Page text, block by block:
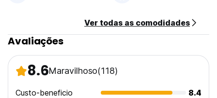
É assim que uma viagem deve ser
Estaremos ansiosos para vê-lo no WISE OWL HOSTELS
Ver todas as comodidades
Avaliações
8.6Maravilhoso(118)
Custo-beneficio
8.4